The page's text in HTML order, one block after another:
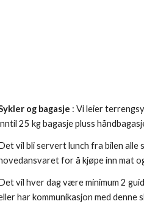
og bagasje : Vi leier
25 kg bagasje pluss
vil bli servert lunch fra bilen alle
for å kjøpe inn mat
vil hver dag være minimum 2
har kommunikasjon med